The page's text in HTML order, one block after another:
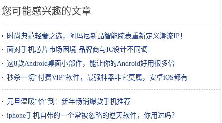
您可能感兴趣的文章
时尚典范轻奢之选，阿玛尼新品智能腕表重新定义潮流IP！
面对手机芯片市场困境 品牌商与IC设计不同调
这8款Android桌面小部件，能让你的Android好用很多倍
秒杀一切“付费VIP”软件，最强神器非它莫属，安卓iOS都有
元旦温暖“价”到！新年畅销爆款手机推荐
iphone手机自带的一个常被忽略的逆天软件，你用过吗？